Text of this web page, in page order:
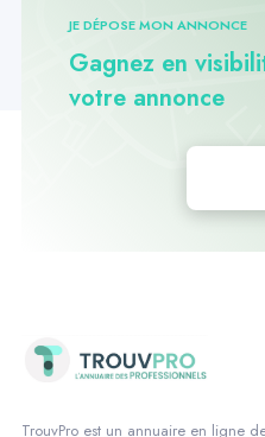
JE DÉPOSE MON ANNONCE
Gagnez en
votre annonce
TrouvPro est un annuaire en ligne